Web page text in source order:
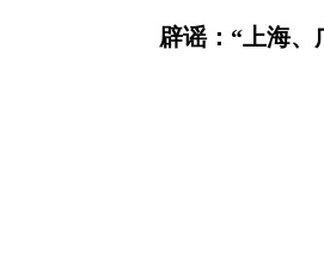
辟谣：“上海、